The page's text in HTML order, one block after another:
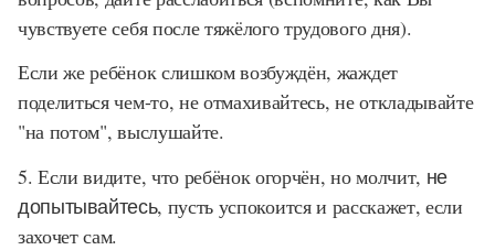
чувствуете себя после тяжёлого трудового дня).
Если же ребёнок слишком возбуждён, жаждет
поделиться чем-то, не отмахивайтесь, не откладывайте
"на потом", выслушайте.
5. Если видите, что ребёнок огорчён, но молчит, не
допытывайтесь, пусть успокоится и расскажет, если
захочет сам.